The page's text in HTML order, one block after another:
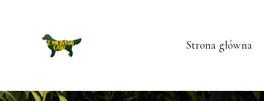
Strona główna